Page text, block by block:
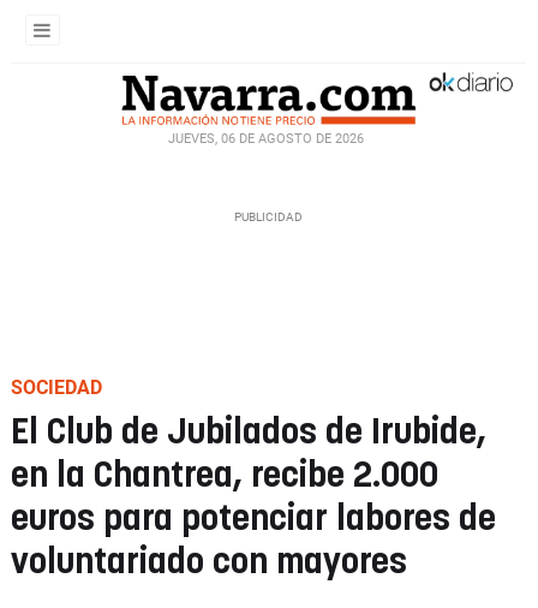
JUEVES, 06 DE AGOSTO DE 2026
SOCIEDAD
El Club de Jubilados de Irubide,
en la Chantrea, recibe 2.000
euros para potenciar labores de
voluntariado con mayores